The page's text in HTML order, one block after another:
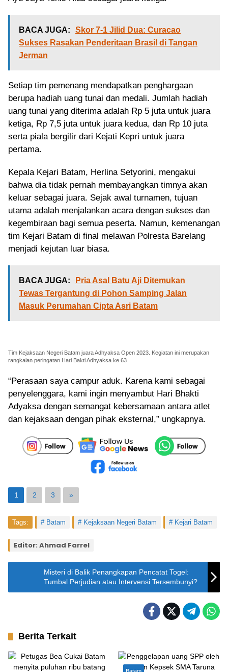
BACA JUGA:
Skor 7-1 Jilid Dua: Curacao
Sukses Rasakan Penderitaan Brasil di Tangan
Jerman
Setiap tim pemenang mendapatkan penghargaan
berupa hadiah uang tunai dan medali. Jumlah hadiah
uang tunai yang diterima adalah Rp 5 juta untuk juara
ketiga, Rp 7,5 juta untuk juara kedua, dan Rp 10 juta
serta piala bergilir dari Kejati Kepri untuk juara
pertama.
Kepala Kejari Batam, Herlina Setyorini, mengakui
bahwa dia tidak pernah membayangkan timnya akan
keluar sebagai juara. Sejak awal turnamen, tujuan
utama adalah menjalankan acara dengan sukses dan
kegembiraan bagi semua peserta. Namun, kemenangan
tim Kejari Batam di final melawan Polresta Barelang
menjadi kejutan luar biasa.
BACA JUGA:
Pria Asal Batu Aji Ditemukan
Tewas Tergantung di Pohon Samping Jalan
Masuk Perumahan Cipta Asri Batam
Tim Kejaksaan Negeri Batam juara Adhyaksa Open 2023. Kegiatan ini merupakan
rangkaian peringatan Hari Bakti Adhyaksa ke 63
“Perasaan saya campur aduk. Karena kami sebagai
penyelenggara, kami ingin menyambut Hari Bhakti
Adyaksa dengan semangat kebersamaan antara atlet
dan kejaksaan dengan pihak eksternal,” ungkapnya.
1 2 3 »
Tags: Batam Kejaksaan Negeri Batam Kejari Batam
Editor: Ahmad Farrel
Misteri di Balik Penangkapan Pencatat Togel:
Tumbal Perjudian atau Intervensi Tersembunyi?
Berita Terkait